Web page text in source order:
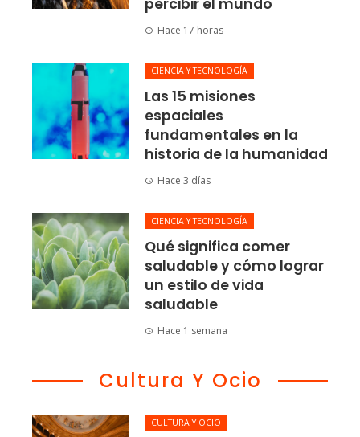
Hace 17 horas
CIENCIA Y TECNOLOGÍA
Las 15 misiones
espaciales
fundamentales en la
historia de la humanidad
Hace 3 días
CIENCIA Y TECNOLOGÍA
Qué significa comer
saludable y cómo lograr
un estilo de vida
saludable
Hace 1 semana
Cultura Y Ocio
CULTURA Y OCIO